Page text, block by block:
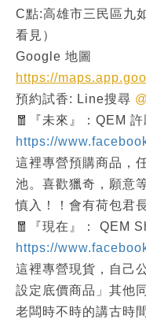
C點:高雄市三民區九
看見）
Google 地圖
https://
預約試香: Line搜尋
🧧『未來』：QEM
https://
這裡專營預購商品，
池。喜歡獵奇，願意
慎入！！會有荷包君
🧧『現在』： QEM
https://
這裡專營現貨，自己
設定底價商品」其他
老闆時不時的講古時